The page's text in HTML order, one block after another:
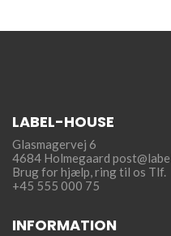
LABEL-HOUSE
Glasmagervej 6
4684 Holmegaard
Brug for hjælp,ring til os Tlf.
+45 555 000 75
INFORMATION